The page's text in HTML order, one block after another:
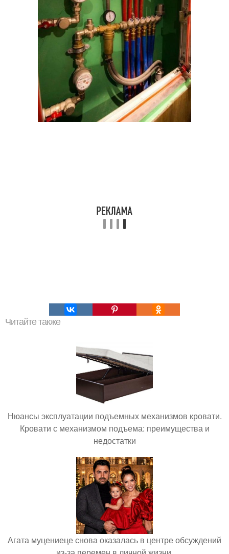
Читайте также
Нюансы эксплуатации подъемных механизмов кровати.
Кровати с механизмом подъема: преимущества и
недостатки
Агата муцениеце снова оказалась в центре обсуждений